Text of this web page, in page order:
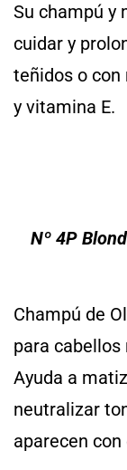
Su champú y
cuidar y
teñidos o con
y vitamina E.
Nº 4P
Champú de
para cabellos
Ayuda a
neutralizar
aparecen